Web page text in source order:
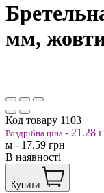
мм,
Код товару 1103
Роздрібна ціна - 21.28
м - 17.59 грн
В наявності
Купити